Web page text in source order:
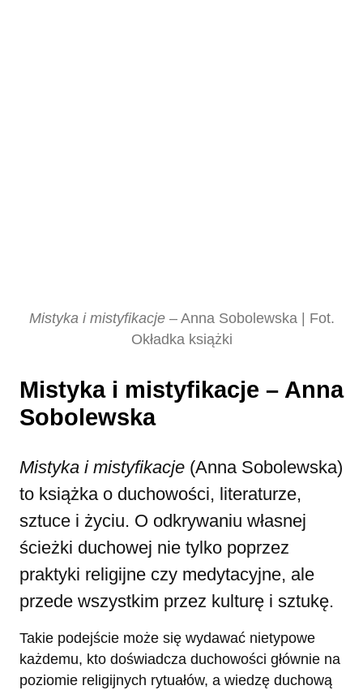
Mistyka i mistyfikacje– Anna Sobolewska | Fot.
Okładka książki
Mistyka i mistyfikacje – Anna
Sobolewska
Mistyka i mistyfikacje (Anna Sobolewska)
to książka o duchowości, literaturze,
sztuce i życiu. O odkrywaniu własnej
ścieżki duchowej nie tylko poprzez
praktyki religijne czy medytacyjne, ale
przede wszystkim przez kulturę i sztukę.
Takie podejście może się wydawać nietypowe
każdemu, kto doświadcza duchowości głównie na
poziomie religijnych rytuałów, a wiedzę duchową